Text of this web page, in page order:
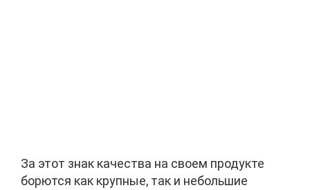
За этот знак качества на своем продукте
борются как крупные, так и небольшие